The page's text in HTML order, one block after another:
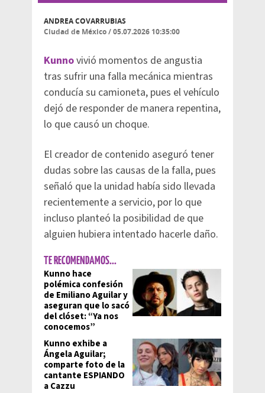
ANDREA COVARRUBIAS
Ciudad de México/05.07.2026 10:35:00
Kunnovivió momentos de angustia
tras sufrir una falla mecánica mientras
conducía su camioneta, pues el vehículo
dejó de responder de manera repentina,
lo que causó un choque.
El creador de contenido aseguró tener
dudas sobre las causas de la falla, pues
señaló que la unidad había sido llevada
recientemente a servicio, por lo que
incluso planteó la posibilidad de que
alguien hubiera intentado hacerle daño.
TE RECOMENDAMOS...
Kunno hace
polémica confesión
de Emiliano Aguilar y
aseguran que lo sacó
del clóset: “Ya nos
conocemos”
Kunno exhibe a
Ángela Aguilar;
comparte foto de la
cantante ESPIANDO
a Cazzu